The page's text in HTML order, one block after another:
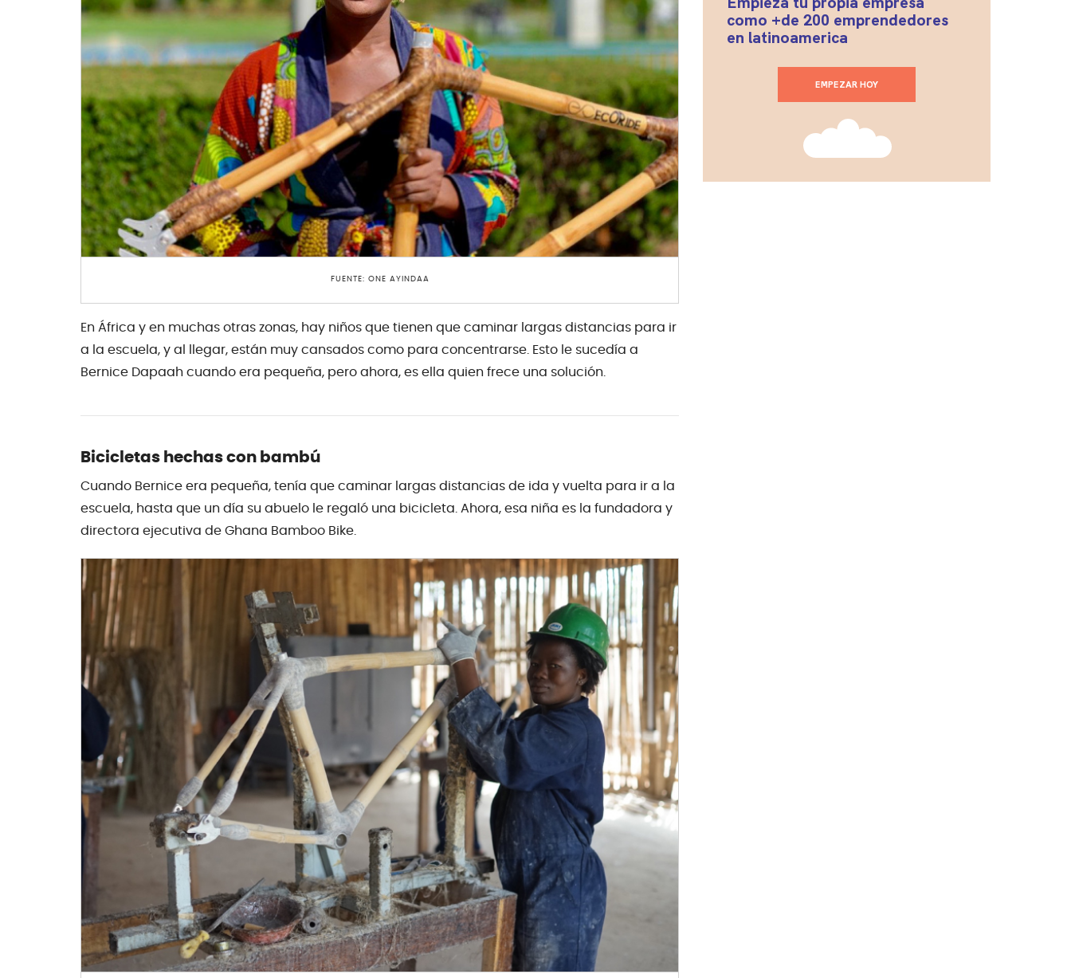
FUENTE: ONE AYINDAA
En África y en muchas otras zonas, hay niños que tienen que caminar largas distancias para ir
a la escuela, y al llegar, están muy cansados como para concentrarse. Esto le sucedía a
Bernice Dapaah cuando era pequeña, pero ahora, es ella quien frece una solución.
Bicicletas hechas con bambú
Cuando Bernice era pequeña, tenía que caminar largas distancias de ida y vuelta para ir a la
escuela, hasta que un día su abuelo le regaló una bicicleta. Ahora, esa niña es la fundadora y
directora ejecutiva de Ghana Bamboo Bike.
como +de 200 emprendedores
en latinoamerica
EMPEZAR HOY